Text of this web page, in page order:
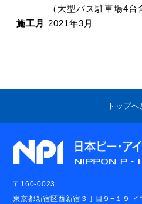
（大型バス駐車場4台
施工月
2021年3月
トップへ
〒160-0023
東京都新宿区西新宿３丁目９−１９